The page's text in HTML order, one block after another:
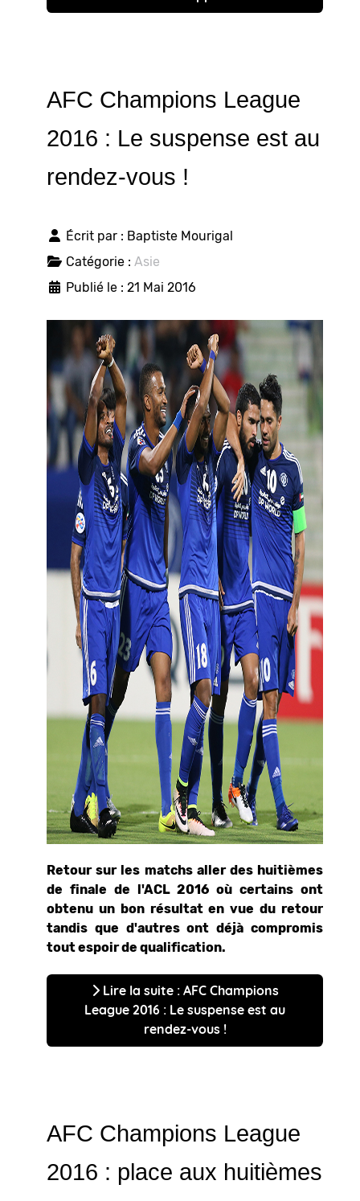
AFC Champions League
2016 : Le suspense est au
rendez-vous !
Écrit par : Baptiste Mourigal
Catégorie : Asie
Publié le : 21 Mai 2016
Retour sur les matchs aller des huitièmes
de finale de l'ACL 2016 où certains ont
obtenu un bon résultat en vue du retour
tandis que d'autres ont déjà compromis
tout espoir de qualification.
Lire la suite : AFC Champions
League 2016 : Le suspense est au
rendez-vous !
AFC Champions League
2016 : place aux huitièmes